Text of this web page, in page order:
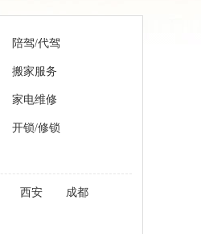
陪驾/代驾
搬家服务
家电维修
开锁/修锁
西安 成都